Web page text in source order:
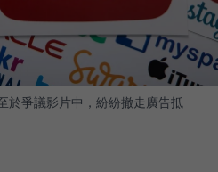
於爭議影片中，紛紛撤走廣告抵